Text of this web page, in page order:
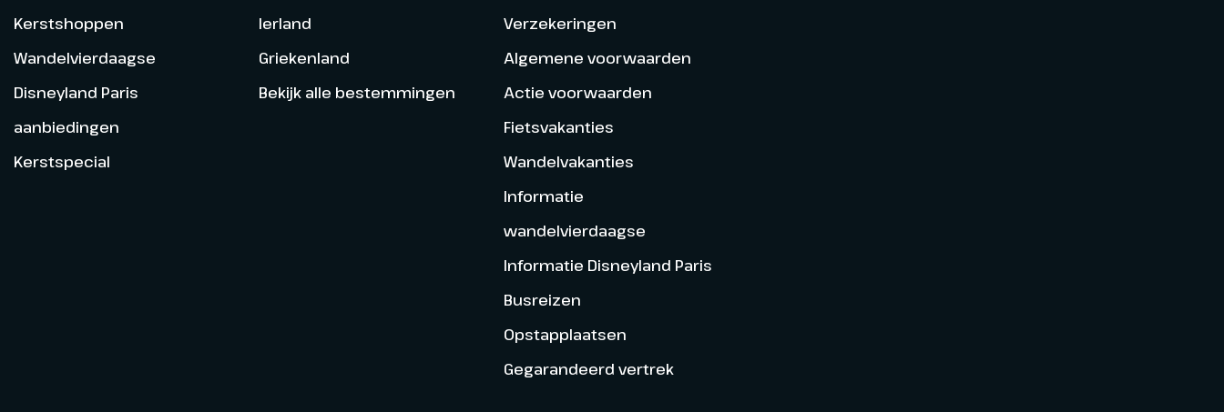
Kerstshoppen
Wandelvierdaagse
Disneyland Paris
aanbiedingen
Kerstspecial
Ierland
Griekenland
Bekijk alle bestemmingen
Verzekeringen
Algemene voorwaarden
Actie voorwaarden
Fietsvakanties
Wandelvakanties
Informatie
wandelvierdaagse
Informatie Disneyland Paris
Busreizen
Opstapplaatsen
Gegarandeerd vertrek